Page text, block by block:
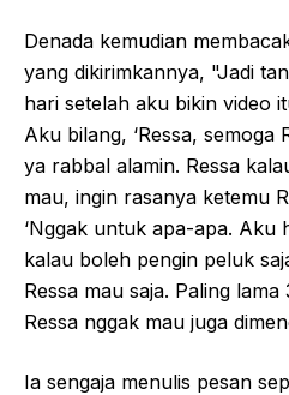
Denada kemudian
yang dikirimkannya, "Jadi
hari setelah aku bikin video
Aku bilang, ‘Ressa, semoga
ya rabbal alamin. Ressa
mau, ingin rasanya ketemu
‘Nggak untuk apa-apa. Aku
kalau boleh pengin peluk
Ressa mau saja. Paling lama
Ressa nggak mau juga
Ia sengaja menulis pesan